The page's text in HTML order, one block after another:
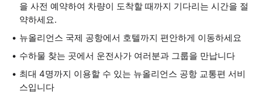
을 사전 예약하여 차량이 도착할 때까지 기다리는 시간을 절
약하세요.
뉴올리언스 국제 공항에서 호텔까지 편안하게 이동하세요
수하물 찾는 곳에서 운전사가 여러분과 그룹을 만납니다
최대 4명까지 이용할 수 있는 뉴올리언스 공항 교통편 서비
스입니다